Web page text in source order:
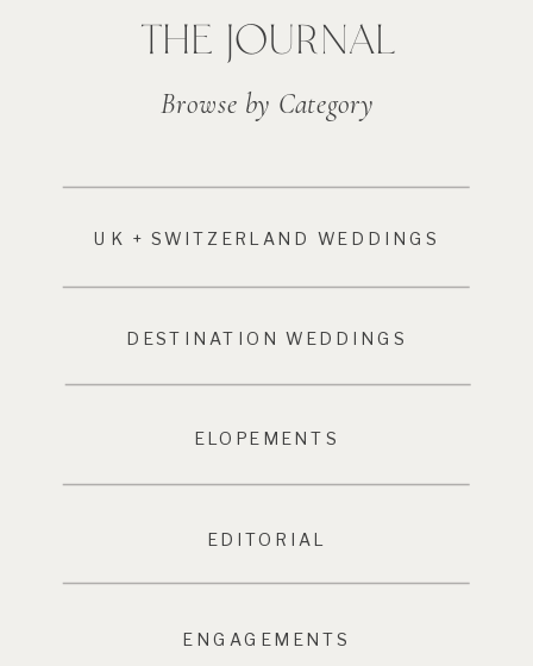
THE JOURNAL
Browse by Category
UK + SWITZERLAND WEDDINGS
DESTINATION WEDDINGS
ELOPEMENTS
EDITORIAL
ENGAGEMENTS